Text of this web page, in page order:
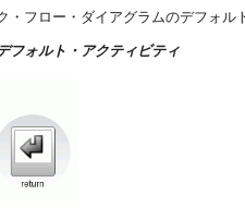
・フロー・ダイアグラムのデフォル
フォルト・アクティビティ